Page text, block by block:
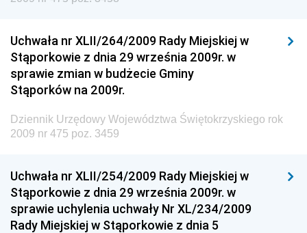
Dziennik Urzędowy Ministerstwa Przemysłu
Chemicznego i Lekkiego
Dziennik Urzędowy Ministerstwa Rolnictwa i
Gospodarki Żywnościowej
Dziennik Urzędowy Ministra Rodziny, Pracy i Polityki
Społecznej
Dziennik Urzędowy Ministra Rozwoju
Dziennik Urzędowy Ministra Infrastruktury i
Budownictwa
Uchwała nr XLII/264/2009 Rady Miejskiej w
Stąporkowie z dnia 29 września 2009r. w
sprawie zmian w budżecie Gminy
Stąporków na 2009r.
Dziennik Urzędowy Województwa Świętokrzyskiego rok
2009 nr 475 poz. 3459
Uchwała nr XLII/254/2009 Rady Miejskiej w
Stąporkowie z dnia 29 września 2009r. w
sprawie uchylenia uchwały Nr XL/234/2009
Rady Miejskiej w Stąporkowie z dnia 5